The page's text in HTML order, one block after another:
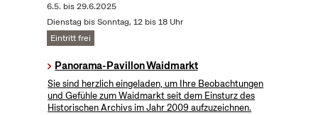
6.5. bis29.6.2025
Dienstag bis Sonntag, 12 bis 18 Uhr
Eintritt frei
Panorama-Pavillon Waidmarkt
Sie sind herzlich eingeladen, um Ihre Beobachtungen
und Gefühle zum Waidmarkt seit dem Einsturz des
Historischen Archivs im Jahr 2009 aufzuzeichnen.